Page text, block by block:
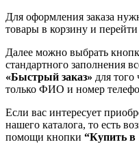
Для оформления заказа
товары в корзину и перейти
Далее можно выбрать
стандартного заполнения
«Быстрый заказ» для
только ФИО и номер
Если вас интересует
нашего каталога, то есть
помощи кнопки “Купить в